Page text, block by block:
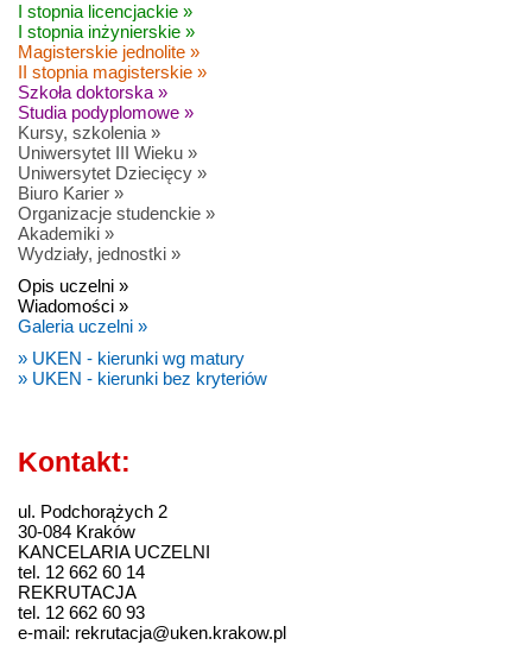
I stopnia licencjackie »
I stopnia inżynierskie »
Magisterskie jednolite »
II stopnia magisterskie »
Szkoła doktorska »
Studia podyplomowe »
Kursy, szkolenia »
Uniwersytet III Wieku »
Uniwersytet Dziecięcy »
Biuro Karier »
Organizacje studenckie »
Akademiki »
Wydziały, jednostki »
Opis uczelni »
Wiadomości »
Galeria uczelni »
» UKEN - kierunki wg matury
» UKEN - kierunki bez kryteriów
Kontakt:
ul. Podchorążych 2
30-084 Kraków
KANCELARIA UCZELNI
tel. 12 662 60 14
REKRUTACJA
tel. 12 662 60 93
e-mail: rekrutacja@uken.krakow.pl